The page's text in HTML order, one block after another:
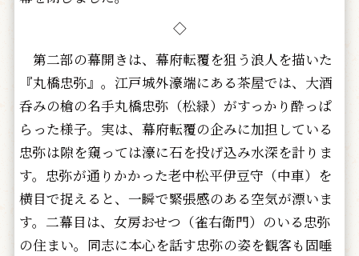
◇
第二部の幕開きは、幕府転覆を狙う浪人を描いた
『丸橋忠弥』。江戸城外濠端にある茶屋では、大酒
呑みの槍の名手丸橋忠弥（松緑）がすっかり酔っぱ
らった様子。実は、幕府転覆の企みに加担している
忠弥は隙を窺っては濠に石を投げ込み水深を計りま
す。忠弥が通りかかった老中松平伊豆守（中車）を
横目で捉えると、一瞬で緊張感のある空気が漂いま
す。二幕目は、女房おせつ（雀右衛門）のいる忠弥
の住まい。同志に本心を話す忠弥の姿を観客も固唾